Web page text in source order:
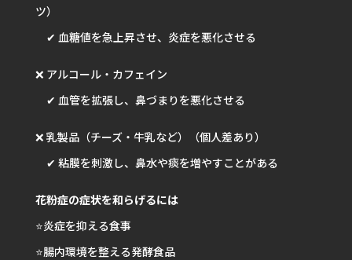
ツ）
✔ 血糖値を急上昇させ、炎症を悪化させる
❌ アルコール・カフェイン
✔ 血管を拡張し、鼻づまりを悪化させる
❌ 乳製品（チーズ・牛乳など）（個人差あり）
✔ 粘膜を刺激し、鼻水や痰を増やすことがある
花粉症の症状を和らげるには
⭐️炎症を抑える食事
⭐️腸内環境を整える発酵食品